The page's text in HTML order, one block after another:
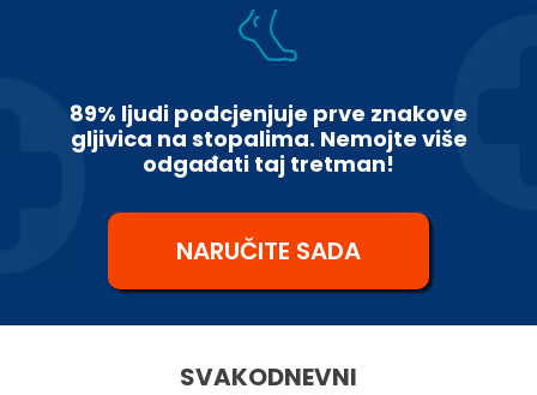
89% ljudi podcjenjuje prve znakove
gljivica na stopalima. Nemojte više
odgađati taj tretman!
NARUČITE SADA
SVAKODNEVNI